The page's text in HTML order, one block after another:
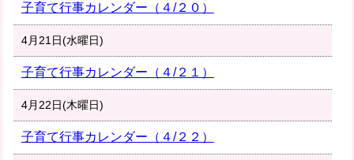
子育て行事カレンダー（４/２０）
4月21日(水曜日)
子育て行事カレンダー（４/２１）
4月22日(木曜日)
子育て行事カレンダー（４/２２）